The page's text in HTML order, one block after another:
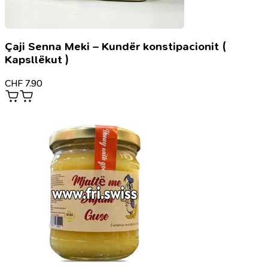
Çaji Senna Meki – Kundër konstipacionit (
Kapsllëkut )
CHF 7.90